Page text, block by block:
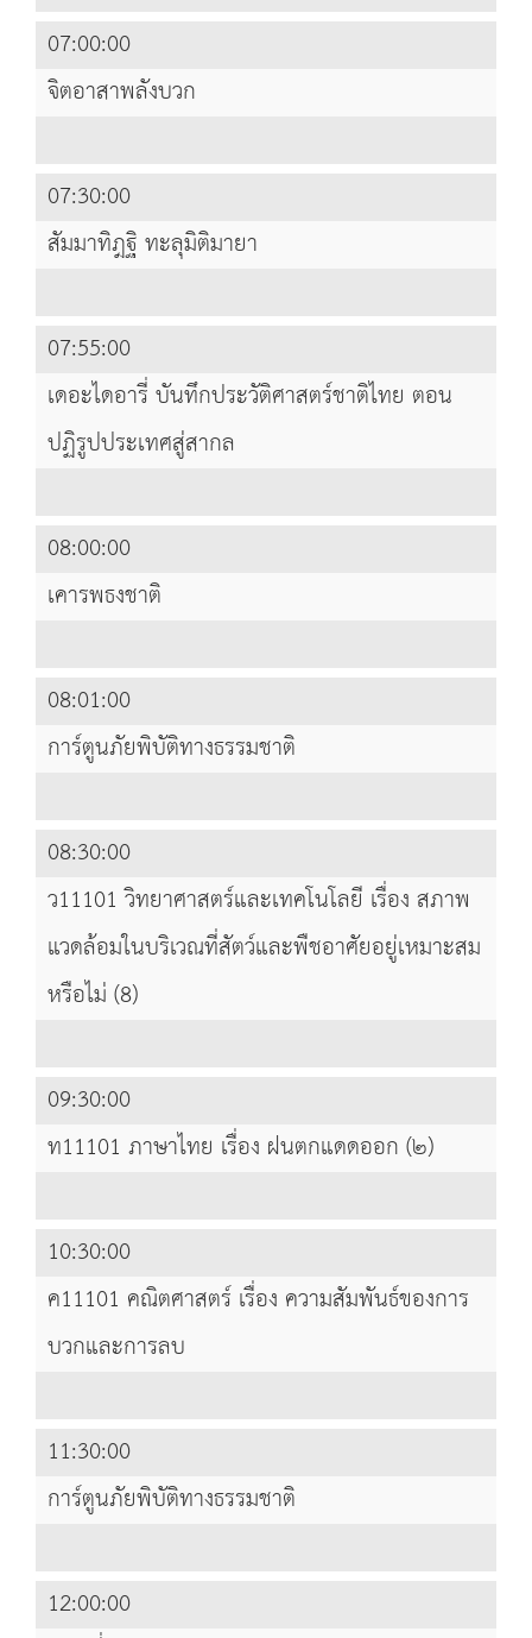
07:00:00
จิตอาสาพลังบวก
07:30:00
สัมมาทิฎฐิ ทะลุมิติมายา
07:55:00
เดอะไดอารี่ บันทึกประวัติศาสตร์ชาติไทย ตอน
ปฏิรูปประเทศสู่สากล
08:00:00
เคารพธงชาติ
08:01:00
การ์ตูนภัยพิบัติทางธรรมชาติ
08:30:00
ว11101 วิทยาศาสตร์และเทคโนโลยี เรื่อง สภาพ
แวดล้อมในบริเวณที่สัตว์และพืชอาศัยอยู่เหมาะสม
หรือไม่ (8)
09:30:00
ท11101 ภาษาไทย เรื่อง ฝนตกแดดออก (๒)
10:30:00
ค11101 คณิตศาสตร์ เรื่อง ความสัมพันธ์ของการ
บวกและการลบ
11:30:00
การ์ตูนภัยพิบัติทางธรรมชาติ
12:00:00